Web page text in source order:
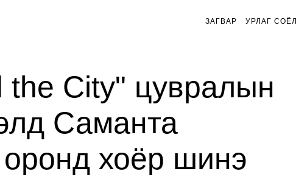
ЗАГВАР УРЛАГ СОЁЛ
the City" цувралын
Саманта
хоёр шинэ